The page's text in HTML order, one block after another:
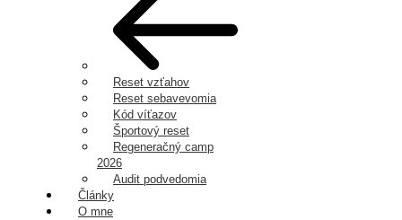
Reset vzťahov
Reset sebavevomia
Kód víťazov
Športový reset
Regeneračný camp
2026
Audit podvedomia
Články
O mne